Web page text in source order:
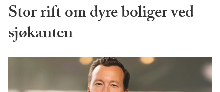
Stor rift om dyre boliger ved
sjøkanten